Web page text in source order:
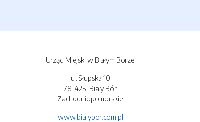
Urząd Miejski w Białym Borze
ul. Słupska 10
78-425, Biały Bór
Zachodniopomorskie
www.bialybor.com.pl